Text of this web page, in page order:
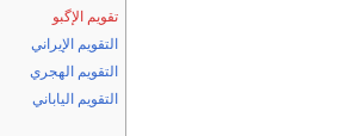
تقويم الإگبو
التقويم الإيراني
التقويم الهجري
التقويم الياباني